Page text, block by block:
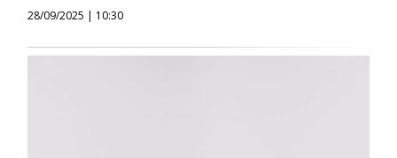
28/09/2025 | 10:30